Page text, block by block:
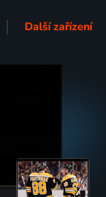
Další zařízení